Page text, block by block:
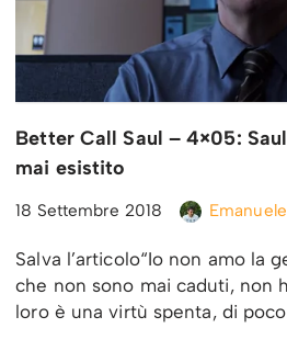
Better Call Saul – 4×05:
mai esistito
18 Settembre 2018
Salva l’articolo“Io non amo la
che non sono mai caduti, non
loro è una virtù spenta, di